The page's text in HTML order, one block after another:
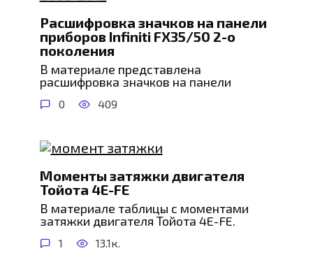
Расшифровка значков на панели
приборов Infiniti FX35/50 2-о
поколения
В материале представлена
расшифровка значков на панели
0 409
Моменты затяжки двигателя
Тойота 4E-FE
В материале таблицы с моментами
затяжки двигателя Тойота 4E-FE.
1 13.1к.